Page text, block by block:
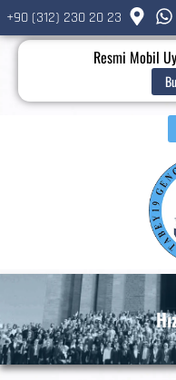
+90 (312) 230 20 23
Resmi Mobil